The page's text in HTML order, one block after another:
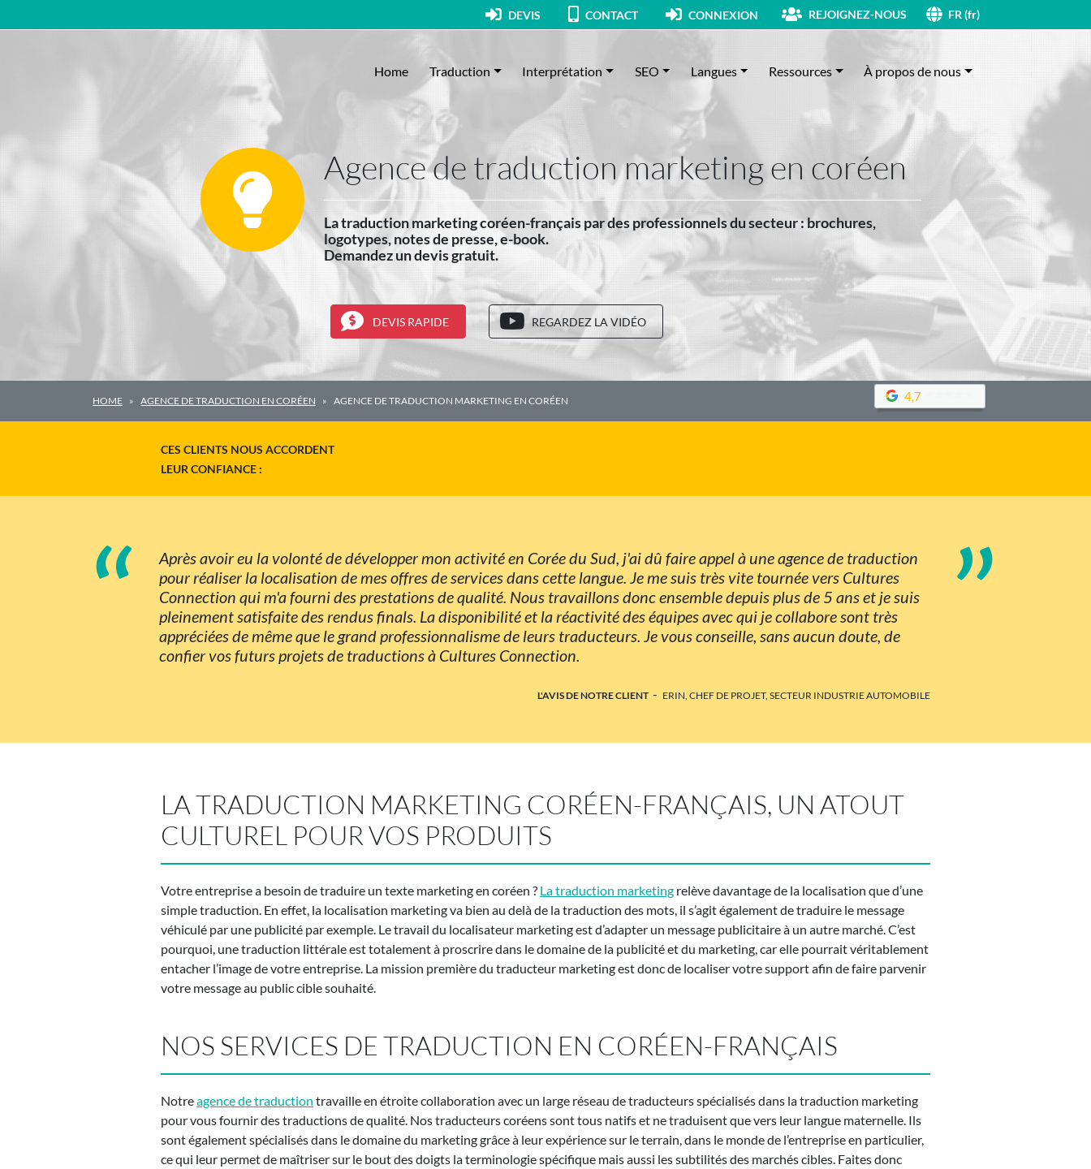
DEVIS CONTACT CONNEXION REJOIGNEZ-NOUS FR (fr)
Navigation principale Home Traduction Interprétation SEO Langues Ressources À propos de nous
Agence de traduction marketing en coréen
La traduction marketing coréen-français par des professionnels du secteur : brochures,
logotypes, notes de presse, e-book.
Demandez un devis gratuit.
DEVIS RAPIDE REGARDEZ LA VIDÉO
HOME AGENCE DE TRADUCTION EN CORÉEN AGENCE DE TRADUCTION MARKETING EN CORÉEN 4,7
CES CLIENTS NOUS ACCORDENT
LEUR CONFIANCE :
“
Après avoir eu la volonté de développer mon activité en Corée du Sud, j'ai dû faire appel à une agence de traduction
pour réaliser la localisation de mes offres de services dans cette langue. Je me suis très vite tournée vers Cultures
Connection qui m'a fourni des prestations de qualité. Nous travaillons donc ensemble depuis plus de 5 ans et je suis
pleinement satisfaite des rendus finals. La disponibilité et la réactivité des équipes avec qui je collabore sont très
appréciées de même que le grand professionnalisme de leurs traducteurs. Je vous conseille, sans aucun doute, de
confier vos futurs projets de traductions à Cultures Connection.
”
L'AVIS DE NOTRE CLIENT - ERIN, CHEF DE PROJET, SECTEUR INDUSTRIE AUTOMOBILE
LA TRADUCTION MARKETING CORÉEN-FRANÇAIS, UN ATOUT
CULTUREL POUR VOS PRODUITS
Votre entreprise a besoin de traduire un texte marketing en coréen ? La traduction marketing relève davantage de la localisation que d’une
simple traduction. En effet, la localisation marketing va bien au delà de la traduction des mots, il s’agit également de traduire le message
véhiculé par une publicité par exemple. Le travail du localisateur marketing est d’adapter un message publicitaire à un autre marché. C’est
pourquoi, une traduction littérale est totalement à proscrire dans le domaine de la publicité et du marketing, car elle pourrait véritablement
entacher l’image de votre entreprise. La mission première du traducteur marketing est donc de localiser votre support afin de faire parvenir
votre message au public cible souhaité.
NOS SERVICES DE TRADUCTION EN CORÉEN-FRANÇAIS
Notreagence de traduction travaille en étroite collaboration avec un large réseau de traducteurs spécialisés dans la traduction marketing
pour vous fournir des traductions de qualité. Nos traducteurs coréens sont tous natifs et ne traduisent que vers leur langue maternelle. Ils
sont également spécialisés dans le domaine du marketing grâce à leur expérience sur le terrain, dans le monde de l’entreprise en particulier,
ce qui leur permet de maîtriser sur le bout des doigts la terminologie spécifique mais aussi les subtilités des marchés cibles. Faites donc